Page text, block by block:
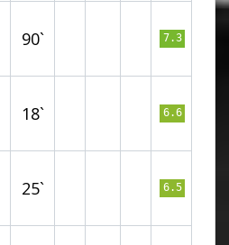
90` 7.3
18` 6.6
25` 6.5